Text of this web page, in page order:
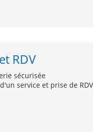
RDV
sécurisée
service et prise de RDV